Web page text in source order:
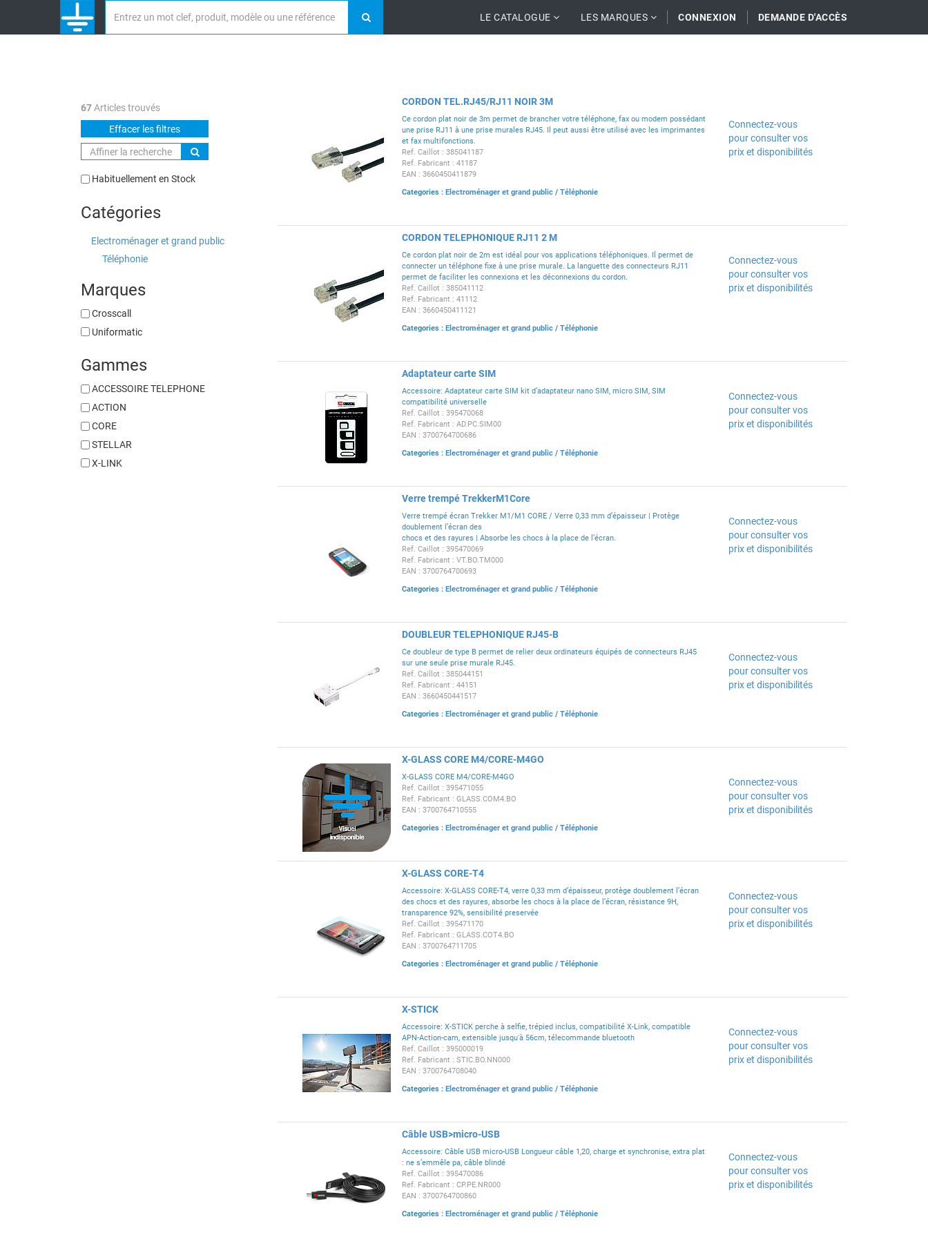
LE CATALOGUE LES MARQUES CONNEXION DEMANDE D'ACCÈS
67Articles trouvés
Effacer les filtres
Habituellement en Stock
Catégories
Electroménager et grand public
Téléphonie
Marques
Crosscall
Uniformatic
Gammes
ACCESSOIRE TELEPHONE
ACTION
CORE
STELLAR
X-LINK
CORDON TEL.RJ45/RJ11 NOIR 3M
Ce cordon plat noir de 3m permet de brancher votre téléphone, fax ou modem possédant
une prise RJ11 à une prise murales RJ45. Il peut aussi être utilisé avec les imprimantes
et fax multifonctions.
Ref. Caillot : 385041187
Ref. Fabricant : 41187
EAN : 3660450411879
Categories : Electroménager et grand public / Téléphonie
Connectez-vous
pour consulter vos
prix et disponibilités
CORDON TELEPHONIQUE RJ11 2 M
Ce cordon plat noir de 2m est idéal pour vos applications téléphoniques. Il permet de
connecter un téléphone fixe à une prise murale. La languette des connecteurs RJ11
permet de faciliter les connexions et les déconnexions du cordon.
Ref. Caillot : 385041112
Ref. Fabricant : 41112
EAN : 3660450411121
Categories : Electroménager et grand public / Téléphonie
Connectez-vous
pour consulter vos
prix et disponibilités
Adaptateur carte SIM
Accessoire: Adaptateur carte SIM kit d’adaptateur nano SIM, micro SIM, SIM
compatibilité universelle
Ref. Caillot : 395470068
Ref. Fabricant : AD.PC.SIM00
EAN : 3700764700686
Categories : Electroménager et grand public / Téléphonie
Connectez-vous
pour consulter vos
prix et disponibilités
Verre trempé TrekkerM1Core
Verre trempé écran Trekker M1/M1 CORE / Verre 0,33 mm d’épaisseur | Protège
doublement l’écran des
chocs et des rayures | Absorbe les chocs à la place de l’écran.
Ref. Caillot : 395470069
Ref. Fabricant : VT.BO.TM000
EAN : 3700764700693
Categories : Electroménager et grand public / Téléphonie
Connectez-vous
pour consulter vos
prix et disponibilités
DOUBLEUR TELEPHONIQUE RJ45-B
Ce doubleur de type B permet de relier deux ordinateurs équipés de connecteurs RJ45
sur une seule prise murale RJ45.
Ref. Caillot : 385044151
Ref. Fabricant : 44151
EAN : 3660450441517
Categories : Electroménager et grand public / Téléphonie
Connectez-vous
pour consulter vos
prix et disponibilités
X-GLASS CORE M4/CORE-M4GO
X-GLASS CORE M4/CORE-M4GO
Ref. Caillot : 395471055
Ref. Fabricant : GLASS.COM4.BO
EAN : 3700764710555
Categories : Electroménager et grand public / Téléphonie
Connectez-vous
pour consulter vos
prix et disponibilités
X-GLASS CORE-T4
Accessoire: X-GLASS CORE-T4, verre 0,33 mm d’épaisseur, protège doublement l’écran
des chocs et des rayures, absorbe les chocs à la place de l’écran, résistance 9H,
transparence 92%, sensibilité preservée
Ref. Caillot : 395471170
Ref. Fabricant : GLASS.COT4.BO
EAN : 3700764711705
Categories : Electroménager et grand public / Téléphonie
Connectez-vous
pour consulter vos
prix et disponibilités
X-STICK
Accessoire: X-STICK perche à selfie, trépied inclus, compatibilité X-Link, compatible
APN-Action-cam, extensible jusqu'à 56cm, télecommande bluetooth
Ref. Caillot : 395000019
Ref. Fabricant : STIC.BO.NN000
EAN : 3700764708040
Categories : Electroménager et grand public / Téléphonie
Connectez-vous
pour consulter vos
prix et disponibilités
Câble USB>micro-USB
Accessoire: Câble USB micro-USB Longueur câble 1,20, charge et synchronise, extra plat
: ne s’emmêle pa, câble blindé
Ref. Caillot : 395470086
Ref. Fabricant : CP.PE.NR000
EAN : 3700764700860
Categories : Electroménager et grand public / Téléphonie
Connectez-vous
pour consulter vos
prix et disponibilités